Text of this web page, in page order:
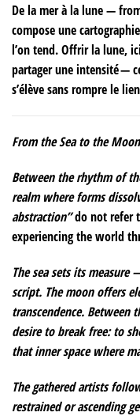
De la mer à la lune —
compose une
l’on tend. Offrir la lune,
partager une intensité —
s’élève sans rompre le
Fromthe Sea to the
Between the rhythm of
realm where forms
abstraction”do not refer
experiencing the world
The sea sets its
script. The moon offers
transcendence. Between
desire to break free: to
that inner space where
The gathered artists
restrained or ascending